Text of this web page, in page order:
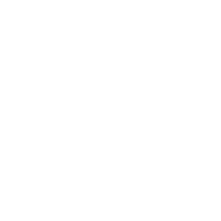
giảm tới 42% điện năng tiêu thụ.
từng sợi vải, giúp loại bỏ các vết bẩn nhanh
đánh bay các vết bẩn cứng đầu, tăng cường
luồng nước thẳng đứng kết hợp chuyển động
quả giặt sạch lên đến 19%
nấm mốc, Chống sét, Chống kẹt mâm